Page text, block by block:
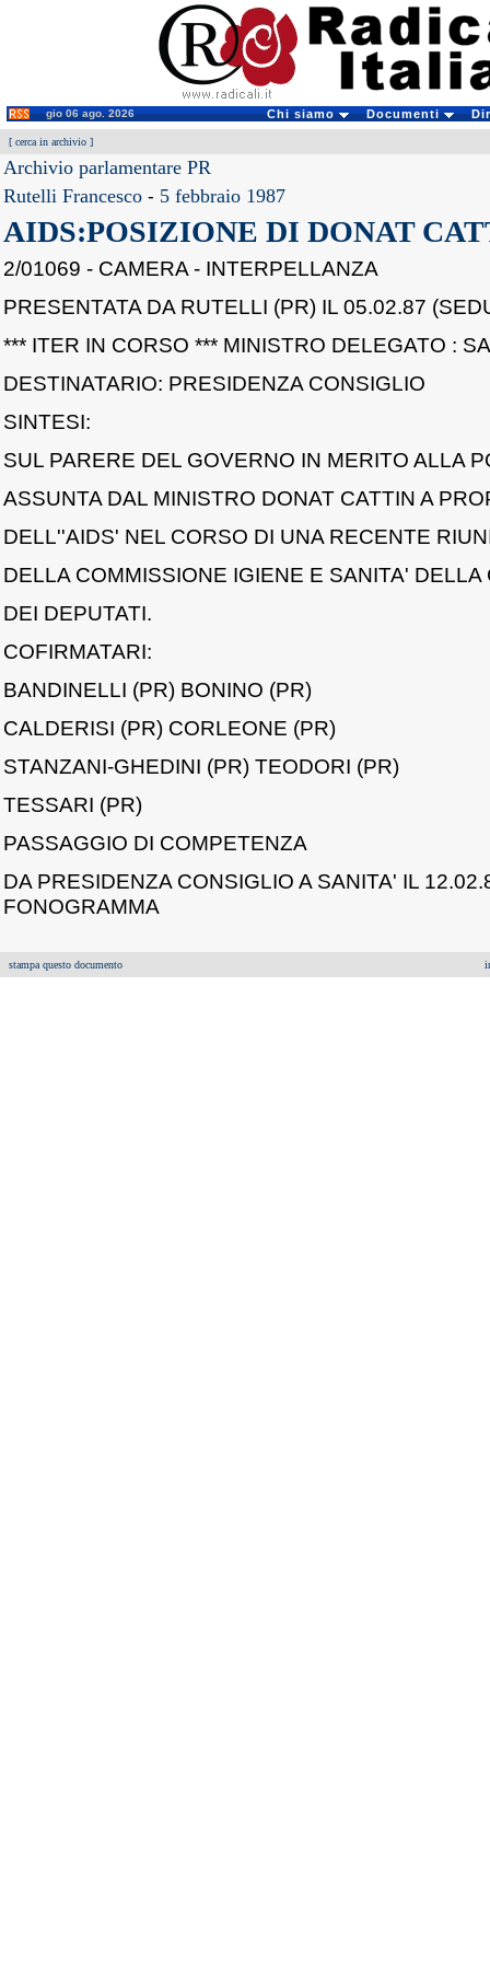
gio 06 ago. 2026 Chi siamo Documenti
[ cerca in archivio ]
Archivio parlamentare PR
Rutelli Francesco - 5 febbraio 1987
AIDS:POSIZIONE DI DONAT
2/01069 - CAMERA - INTERPELLANZA
PRESENTATA DA RUTELLI (PR) IL 05.02.87
*** ITER IN CORSO *** MINISTRO DELEGATO :
DESTINATARIO: PRESIDENZA CONSIGLIO
SINTESI:
SUL PARERE DEL GOVERNO IN MERITO ALLA
ASSUNTA DAL MINISTRO DONAT CATTIN A
DELL''AIDS' NEL CORSO DI UNA RECENTE
DELLA COMMISSIONE IGIENE E SANITA' DELLA
DEI DEPUTATI.
COFIRMATARI:
BANDINELLI (PR) BONINO (PR)
CALDERISI (PR) CORLEONE (PR)
STANZANI-GHEDINI (PR) TEODORI (PR)
TESSARI (PR)
PASSAGGIO DI COMPETENZA
DA PRESIDENZA CONSIGLIO A SANITA' IL
FONOGRAMMA
stampa questo documento